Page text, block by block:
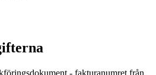
- fakturanumret från